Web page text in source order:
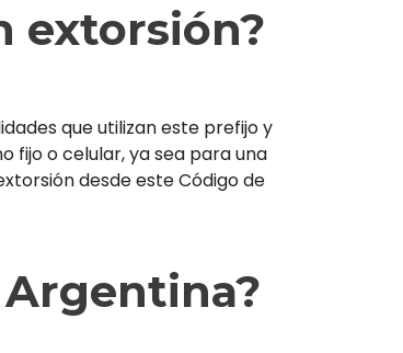
extorsión?
que utilizan este prefijo y
fijo o celular, ya sea para una
desde este Código de
Argentina?